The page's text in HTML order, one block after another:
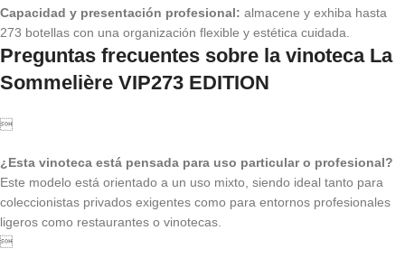
Capacidad y presentación profesional: almacene y exhiba hasta
273 botellas con una organización flexible y estética cuidada.
Preguntas frecuentes sobre la vinoteca La
Sommelière VIP273 EDITION

¿Esta vinoteca está pensada para uso particular o profesional?
Este modelo está orientado a un uso mixto, siendo ideal tanto para
coleccionistas privados exigentes como para entornos profesionales
ligeros como restaurantes o vinotecas.
